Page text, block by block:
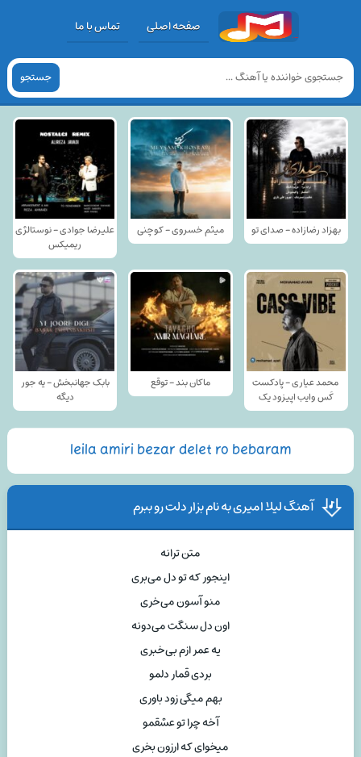
صفحه اصلی تماس با ما
جستجو
بهزاد رضازاده - صدای تو میثم خسروی - کوچنی
علیرضا جوادی - نوستالژی
ریمیکس
محمد عیاری - پادکست
کَس وایب اپیزود یک
ماکان بند - توقع
بابک جهانبخش - یه جور
دیگه
leila amiri bezar delet ro bebaram
آهنگ لیلا امیری به نام بزار دلت رو ببرم
متن ترانه
اینجور که تو دل می‌بری
منو آسون می‌خری
اون دل سنگت می‌دونه
یه عمر ازم بی‌خبری
بردی قمار دلمو
بهم میگی زود باوری
آخه چرا تو عشقمو
میخوای که ارزون بخری